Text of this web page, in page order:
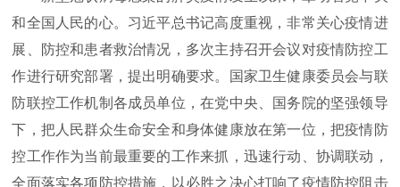
和全国人民的心。习近平总书记高度重视，非常关心疫情进
展、防控和患者救治情况，多次主持召开会议对疫情防控工
作进行研究部署，提出明确要求。国家卫生健康委员会与联
防联控工作机制各成员单位，在党中央、国务院的坚强领导
下，把人民群众生命安全和身体健康放在第一位，把疫情防
控工作作为当前最重要的工作来抓，迅速行动、协调联动，
全面落实各项防控措施，以必胜之决心打响了疫情防控阻击